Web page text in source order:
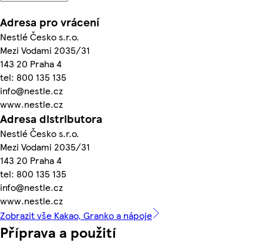
Adresa pro vrácení
Nestlé Česko s.r.o.
Mezi Vodami 2035/31
143 20 Praha 4
tel: 800 135 135
info@nestle.cz
www.nestle.cz
Adresa distributora
Nestlé Česko s.r.o.
Mezi Vodami 2035/31
143 20 Praha 4
tel: 800 135 135
info@nestle.cz
www.nestle.cz
Zobrazit vše Kakao, Granko a nápoje
Příprava a použití